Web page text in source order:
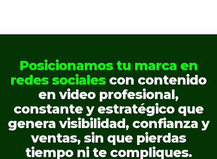
Posicionamos tu marca en
redes socialescon contenido
en video profesional,
constante y estratégico que
genera visibilidad, confianza y
ventas, sin que pierdas
tiempo ni te compliques.